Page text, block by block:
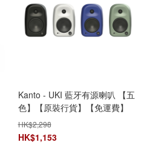
Kanto - UKI 藍牙有源喇叭 【五
色】【原裝行貨】【免運費】
【+贈送1件JBL Go 3迷你防水
藍牙喇叭 (顏色隨機派送)】**限
時購**
HK$2,298
HK$1,153